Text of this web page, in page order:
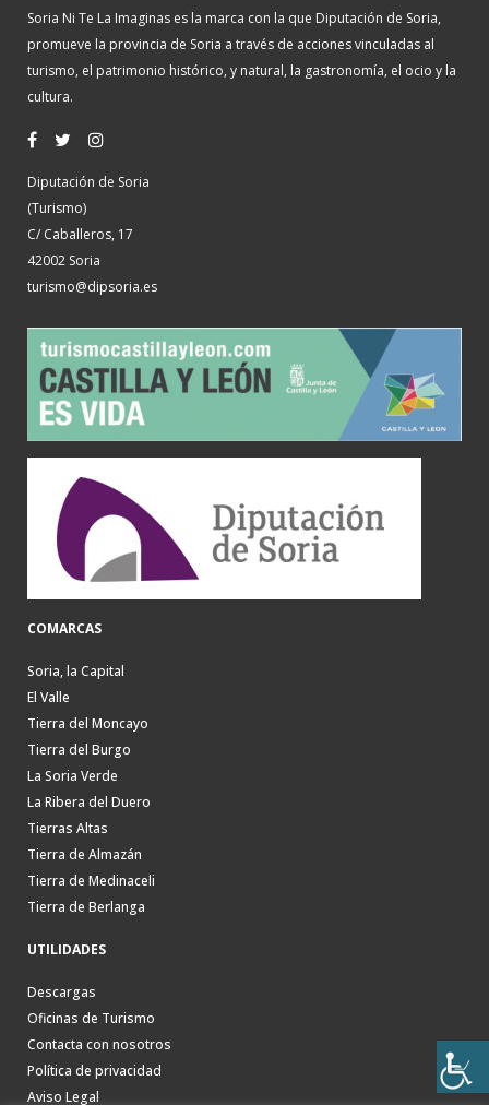
Soria Ni Te La Imaginas es la marca con la que Diputación de Soria,
promueve la provincia de Soria a través de acciones vinculadas al
turismo, el patrimonio histórico, y natural, la gastronomía, el ocio y la
cultura.
Diputación de Soria
(Turismo)
C/ Caballeros, 17
42002 Soria
turismo@dipsoria.es
COMARCAS
Soria, la Capital
El Valle
Tierra del Moncayo
Tierra del Burgo
La Soria Verde
La Ribera del Duero
Tierras Altas
Tierra de Almazán
Tierra de Medinaceli
Tierra de Berlanga
UTILIDADES
Descargas
Oficinas de Turismo
Contacta con nosotros
Política de privacidad
Aviso Legal